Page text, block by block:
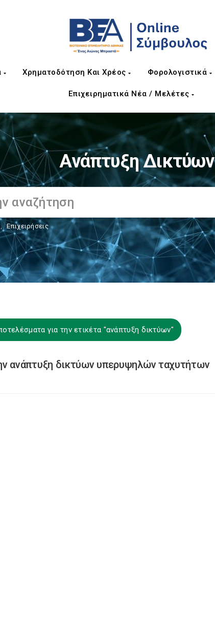
Χρηματοδότηση Και Χρέος Φορολογιστικά
Επιχειρηματικά Νέα / Μελέτες
Ανάπτυξη Δικτύων
, Επιχειρήσεις
για την ετικέτα "ανάπτυξη δικτύων"
ανάπτυξη δικτύων υπερυψηλών ταχυτήτων